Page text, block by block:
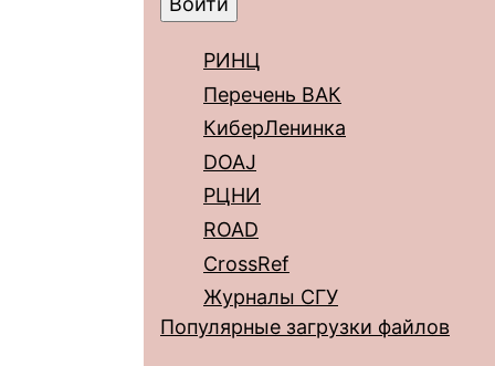
РИНЦ
Перечень ВАК
КиберЛенинка
DOAJ
РЦНИ
ROAD
CrossRef
Журналы СГУ
Популярные загрузки файлов